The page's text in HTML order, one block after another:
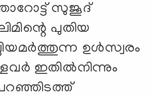
സുജൂദ്
പുതിയ
ഉള്‍സ്വരം
ഇതില്‍നിന്നും